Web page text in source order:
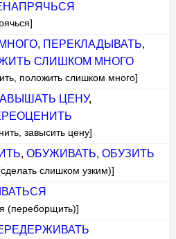
, ПЕРЕКЛАДЫВАТЬ,
СЛИШКОМ МНОГО
положить слишком много]
ЦЕНУ,
завысить цену]
, ОБУЖИВАТЬ, ОБУЗИТЬ
слишком узким)]
(переборщить)]